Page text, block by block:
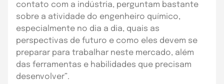
contato com a indústria, perguntam bastante
sobre a atividade do engenheiro químico,
especialmente no dia a dia, quais as
perspectivas de futuro e como eles devem se
preparar para trabalhar neste mercado, além
das ferramentas e habilidades que precisam
desenvolver”.